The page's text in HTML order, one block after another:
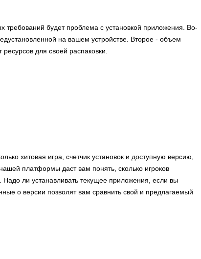
требований будет проблема с установкой приложения. Во-
на вашем устройстве. Второе - объем
для своей распаковки.
хитовая игра, счетчик установок и доступную версию,
платформы даст вам понять, сколько игроков
ли устанавливать текущее приложения, если вы
о версии позволят вам сравнить свой и предлагаемый